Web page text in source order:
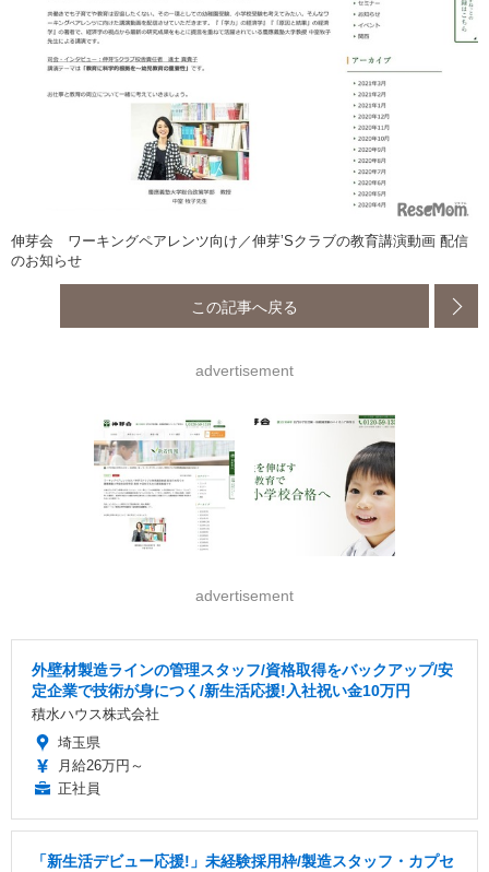
伸芽会 ワーキングペアレンツ向け／伸芽’Sクラブの教育講演動画 配信
のお知らせ
この記事へ戻る
advertisement
advertisement
外壁材製造ラインの管理スタッフ/資格取得をバックアップ/安
定企業で技術が身につく/新生活応援!入社祝い金10万円
積水ハウス株式会社
埼玉県
月給26万円～
正社員
「新生活デビュー応援!」未経験採用枠/製造スタッフ・カプセ